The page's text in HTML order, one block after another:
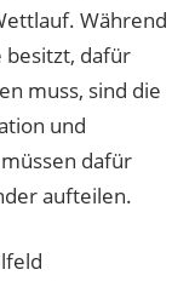
Während
besitzt, dafür
muss, sind die
und
dafür
aufteilen.